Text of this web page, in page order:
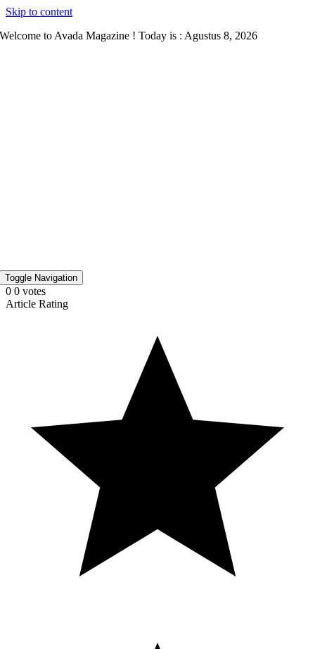
Skip to content
Welcome to Avada Magazine ! Today is : Agustus 8, 2026
Toggle Navigation
0 0 votes
Article Rating